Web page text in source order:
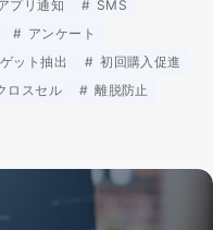
プリ通知
SMS
アンケート
ット抽出
初回購入促進
ロスセル 離脱防止